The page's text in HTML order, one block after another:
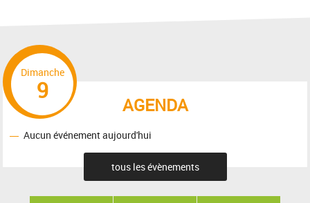
AGENDA
Dimanche
9
Aucun événement aujourd'hui
tous les évènements